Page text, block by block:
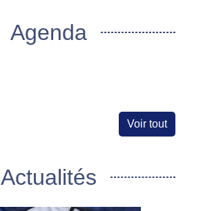
Agenda
Voir tout
Actualités